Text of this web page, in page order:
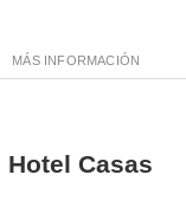
MÁS INFORMACIÓN
Casas